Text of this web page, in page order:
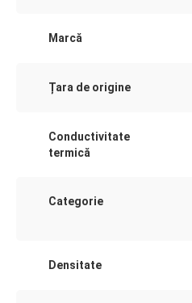
Marcă
Țara de origine
Conductivitate
termică
Categorie
Densitate